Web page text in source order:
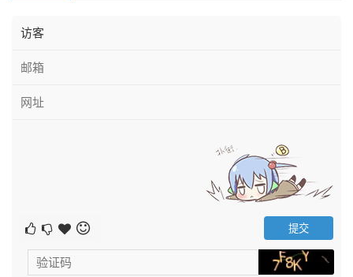
虚实关系，避免轻重一样而显得呆板。
表现男性的手时则可相对硬朗，用线也能反映对象的性
速写手画的跟小鸡爪似的，手部多角度范画，这些素材